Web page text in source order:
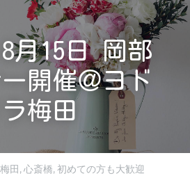
は
入施設
8月15日 岡部
開催＠ヨド
梅田
田,心斎橋,初めての方も大歓迎